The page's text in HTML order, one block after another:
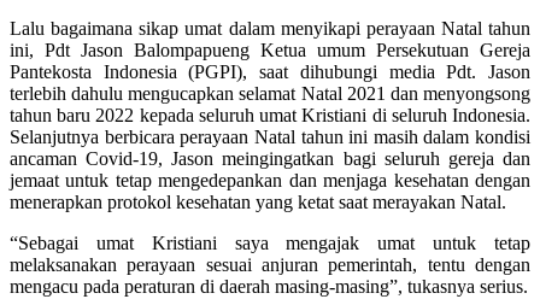
Lalu bagaimana sikap umat dalam menyikapi perayaan Natal tahun
ini, Pdt Jason Balompapueng Ketua umum Persekutuan Gereja
Pantekosta Indonesia (PGPI), saat dihubungi media Pdt. Jason
terlebih dahulu mengucapkan selamat Natal 2021 dan menyongsong
tahun baru 2022 kepada seluruh umat Kristiani di seluruh Indonesia.
Selanjutnya berbicara perayaan Natal tahun ini masih dalam kondisi
ancaman Covid-19, Jason meingingatkan bagi seluruh gereja dan
jemaat untuk tetap mengedepankan dan menjaga kesehatan dengan
menerapkan protokol kesehatan yang ketat saat merayakan Natal.
“Sebagai umat Kristiani saya mengajak umat untuk tetap
melaksanakan perayaan sesuai anjuran pemerintah, tentu dengan
mengacu pada peraturan di daerah masing-masing”, tukasnya serius.